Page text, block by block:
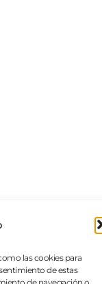
las cookies para
de estas